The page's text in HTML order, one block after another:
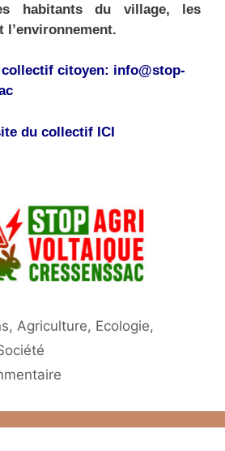
habitants du village, les
l’environnement.
citoyen: info@stop-
du collectif ICI
,Agriculture, Ecologie,